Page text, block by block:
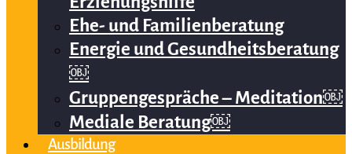
Ehe- und Familienberatung
Energie und Gesundheitsberatung
￼
Gruppengespräche – Meditation￼
Mediale Beratung￼
Ausbildung